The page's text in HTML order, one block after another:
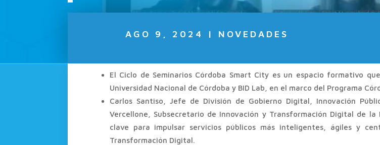
AGO 9, 2024 | NOVEDADES
El Ciclo de Seminarios Córdoba Smart City es un espacio formativo
Universidad Nacional de Córdoba y BID Lab, en el marco del Programa
Carlos Santiso, Jefe de División de Gobierno Digital, Innovación
Vercellone, Subsecretario de Innovación y Transformación Digital de
clave para impulsar servicios públicos más inteligentes, ágiles y
Transformación Digital.